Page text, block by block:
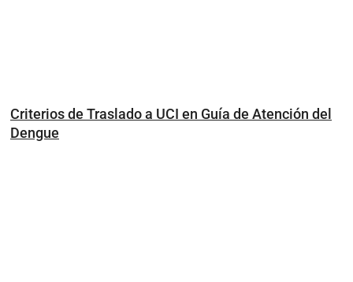
Criterios de Traslado a UCI en Guía de Atención del
Dengue